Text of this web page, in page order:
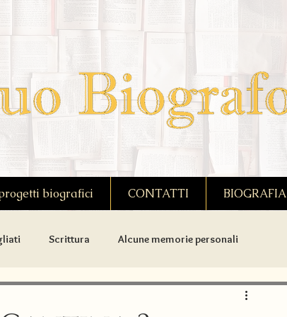
biografici CONTATTI BIOGRAFIA
Scrittura Alcune memorie personali